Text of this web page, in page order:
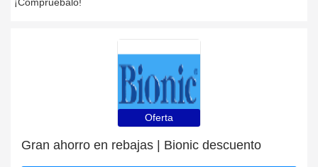
Oferta
Gran ahorro en rebajas | Bionic descuento